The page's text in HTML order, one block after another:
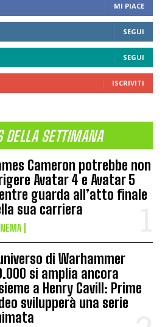
MI PIACE
SEGUI
SEGUI
ISCRIVITI
DELLA SETTIMANA
Cameron potrebbe non
Avatar 4 e Avatar 5
guarda all’atto finale
sua carriera
di Warhammer
si amplia ancora
a Henry Cavill: Prime
svilupperà una serie